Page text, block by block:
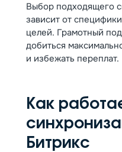
Выбор подходящего
зависит от
целей. Грамотный
добиться
и избежать переплат.
Как
Битрикс